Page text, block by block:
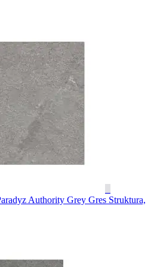
Authority Grey Gres Struktura,